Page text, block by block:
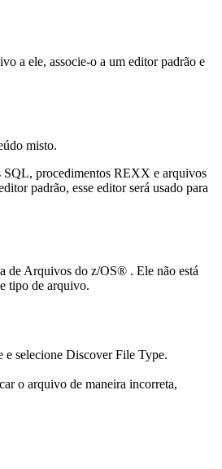
a ele, associe-o a um editor padrão e
misto.
procedimentos REXX e arquivos
padrão, esse editor será usado para
de Arquivos do z/OS® . Ele não está
tipo de arquivo.
e selecione Discover File Type.
o arquivo de maneira incorreta,